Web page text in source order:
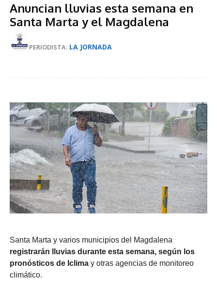
Anuncian lluvias esta semana en
Santa Marta y el Magdalena
PERIODISTA: LA JORNADA
Santa Marta y varios municipios del Magdalena
registrarán lluvias durante esta semana, según los
pronósticos de Iclima y otras agencias de monitoreo
climático.